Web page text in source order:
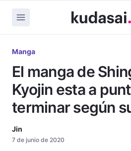
Manga
El manga de
Kyojin esta a
terminar según
Jin
7 de junio de 2020